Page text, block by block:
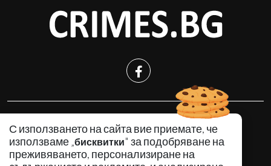
С използването на сайта вие приемате, че
използваме „бисквитки" за подобряване на
преживяването, персонализиране на
КРИМИНАЛНО
ИНЦИДЕНТИ
АНАЛИЗИ